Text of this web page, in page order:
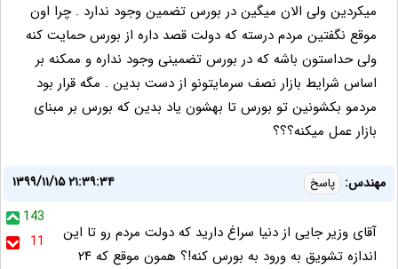
میکردین ولی الان میگین در بورس تضمین وجود ندارد . چرا اون
موقع نگفتین مردم درسته که دولت قصد داره از بورس حمایت کنه
ولی حداستون باشه که در بورس تضمینی وجود نداره و ممکنه بر
اساس شرایط بازار نصف سرمایتونو از دست بدین . مگه قرار بود
مردمو بکشونین تو بورس تا بهشون یاد بدین که بورس بر مبنای
بازار عمل میکنه؟؟؟
مهندس: پاسخ
۱۳۹۹/۱۱/۱۵ ۲۱:۳۹:۳۴
143
11
آقای وزیر جایی از دنیا سراغ دارید که دولت مردم رو تا این
اندازه تشویق به ورود به بورس کنه!؟ همون موقع که ۲۴